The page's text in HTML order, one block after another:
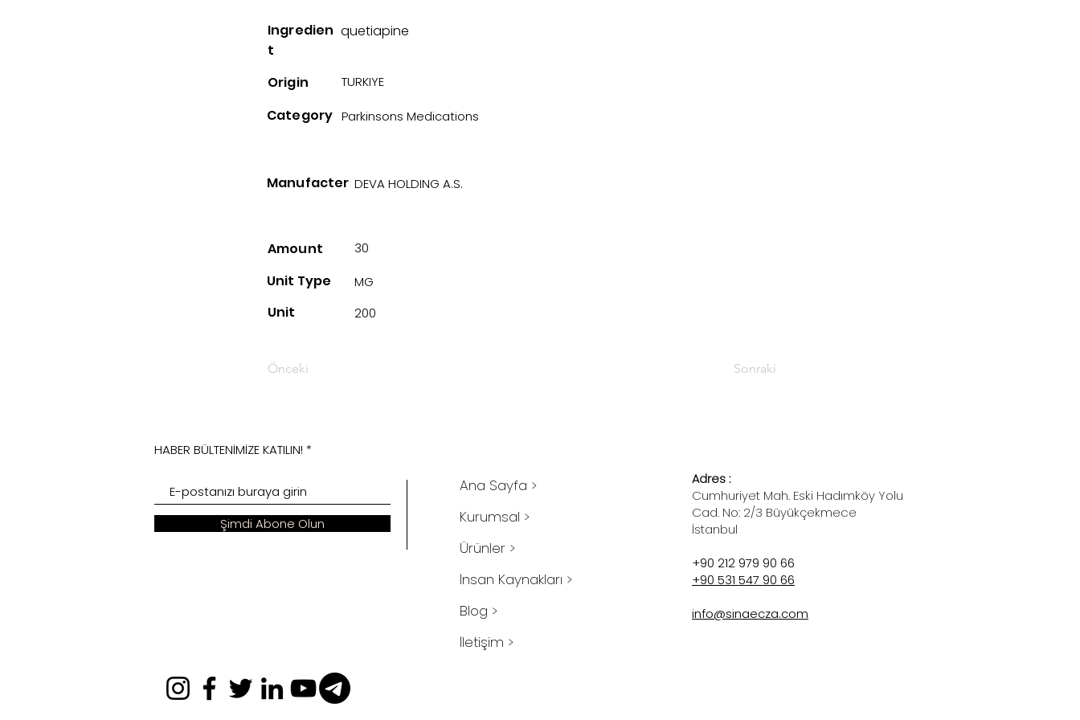
Ingredien
t
quetiapine
Origin TURKIYE
Category Parkinsons Medications
Manufacter DEVA HOLDING A.S.
Amount 30
Unit Type
Unit
MG
200
Önceki Sonraki
HABER BÜLTENİMİZE KATILIN!
Şimdi Abone Olun
Ana Sayfa >
Kurumsal >
Ürünler >
İnsan Kaynakları >
Blog >
İletişim >
Adres :
Cumhuriyet Mah. Eski Hadımköy Yolu
Cad. No: 2/3 Büyükçekmece
İstanbul
+90 212 979 90 66
+90 531 547 90 66
info@sinaecza.com